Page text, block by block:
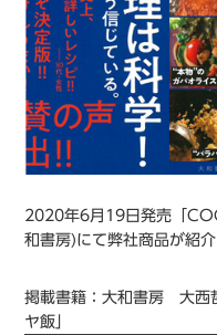
2020年6月19日発売「
和書房)にて弊社商品が紹介
掲載書籍：大和書房 大西
ヤ飯」